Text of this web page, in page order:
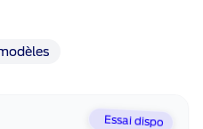
Essai dispo